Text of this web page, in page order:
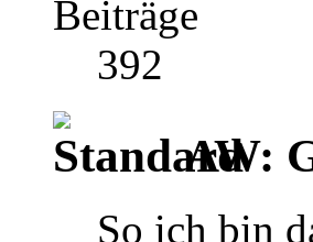
Beiträge
392
AW:
So ich bin